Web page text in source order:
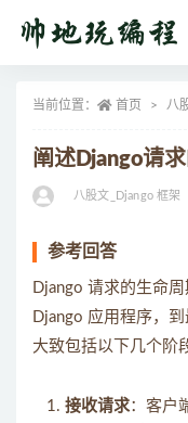
当前位置： 首页 八
阐述Django请
八股文_Django 框架
参考回答
Django 请求的生命
Django 应用程序，
大致包括以下几个阶
接收请求：客户